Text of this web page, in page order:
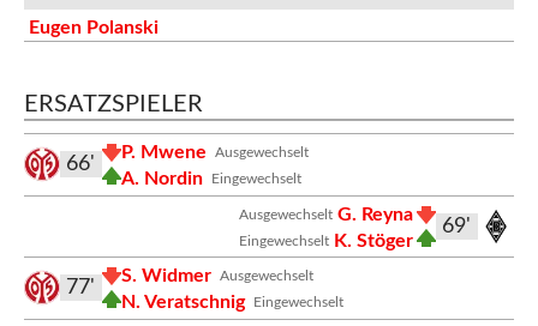
Eugen Polanski
ERSATZSPIELER
Ausgewechselt
P. Mwene
Eingewechselt
A. Nordin
66'
69'
Ausgewechselt G. Reyna
Eingewechselt K. Stöger
Ausgewechselt
S. Widmer
Eingewechselt
N. Veratschnig
77'